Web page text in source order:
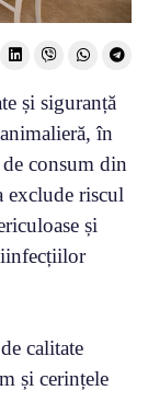
și siguranță
în
de consum din
exclude riscul
și
calitate
și cerințele